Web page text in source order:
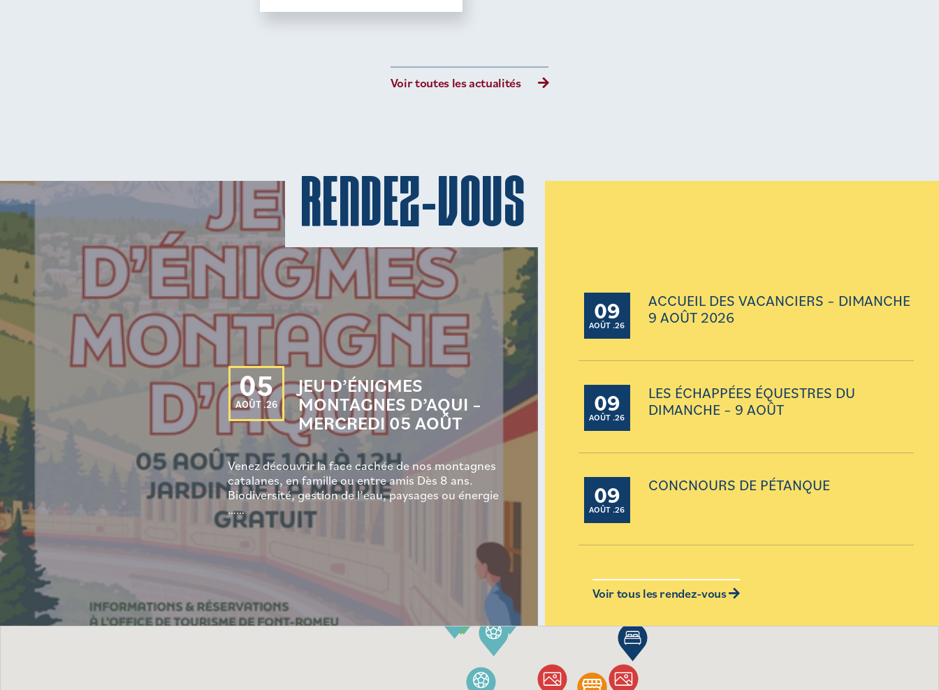
Voir toutes les actualités
RENDEZ-VOUS
05
AOÛT .26
JEU D’ÉNIGMES
MONTAGNES D’AQUI –
MERCREDI 05 AOÛT
Venez découvrir la face cachée de nos montagnes
catalanes, en famille ou entre amis Dès 8 ans.
Biodiversité, gestion de l’eau, paysages ou énergie
……
09
AOÛT .26
ACCUEIL DES VACANCIERS – DIMANCHE
9 AOÛT 2026
09
AOÛT .26
LES ÉCHAPPÉES ÉQUESTRES DU
DIMANCHE – 9 AOÛT
09
AOÛT .26
CONCNOURS DE PÉTANQUE
Voir tous les rendez-vous